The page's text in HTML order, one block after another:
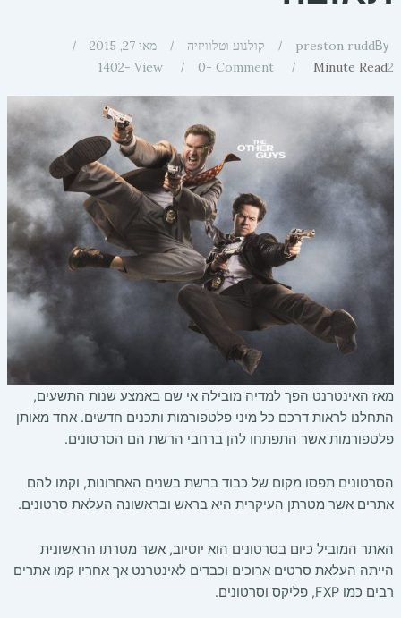
By
preston rudd קולנוע וטלוויזיה
מאי 27, 2015
2
Minute Read
0 Comment -
1402 View -
מאז האינטרנט הפך למדיה מובילה אי שם באמצע שנות התשעים,
התחלנו לראות דרכם כל מיני פלטפורמות ותכנים חדשים. אחד מאותן
פלטפורמות אשר התפתחו להן ברחבי הרשת הם הסרטונים.
הסרטונים תפסו מקום של כבוד ברשת בשנים האחרונות, וקמו להם
אתרים אשר מטרתן העיקרית היא בראש ובראשונה העלאת סרטונים.
האתר המוביל כיום בסרטונים הוא יוטיוב, אשר מטרתו הראשונית
הייתה העלאת סרטים ארוכים וכבדים לאינטרנט אך אחריו קמו אתרים
רבים כמו FXP, פליקס וסרטונים.